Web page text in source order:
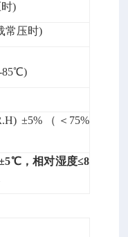
)
常压时)
85℃)
±5%（＜75%
5℃，相对湿度≤8